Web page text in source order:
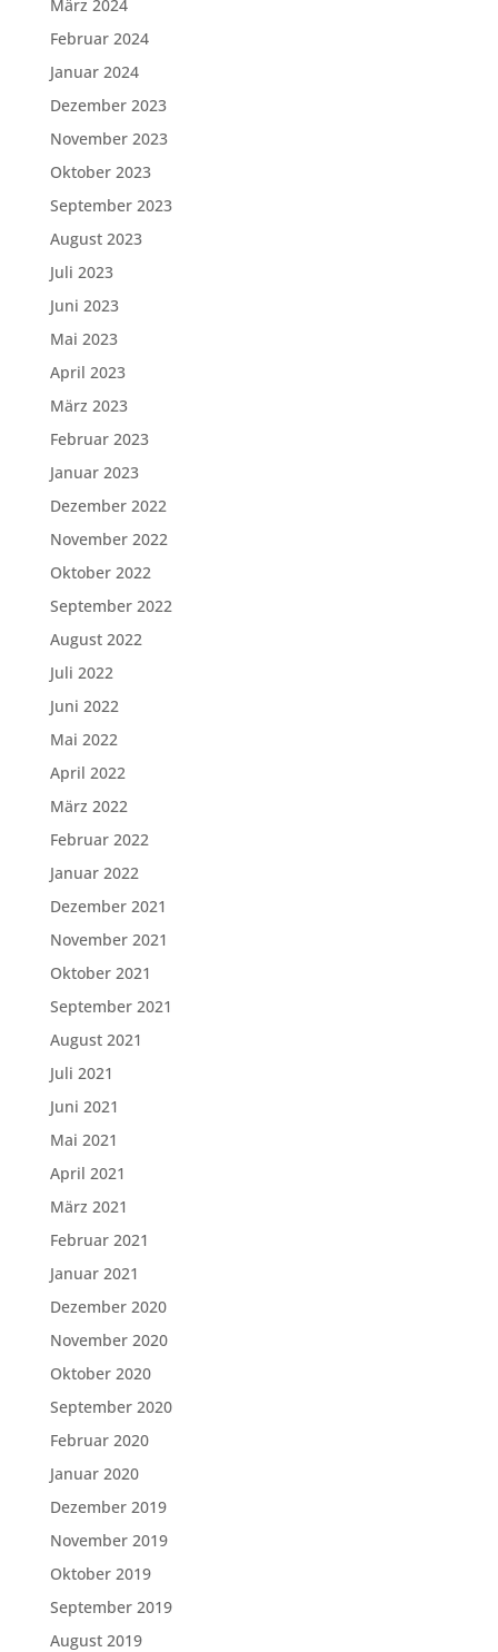
März 2024
Februar 2024
Januar 2024
Dezember 2023
November 2023
Oktober 2023
September 2023
August 2023
Juli 2023
Juni 2023
Mai 2023
April 2023
März 2023
Februar 2023
Januar 2023
Dezember 2022
November 2022
Oktober 2022
September 2022
August 2022
Juli 2022
Juni 2022
Mai 2022
April 2022
März 2022
Februar 2022
Januar 2022
Dezember 2021
November 2021
Oktober 2021
September 2021
August 2021
Juli 2021
Juni 2021
Mai 2021
April 2021
März 2021
Februar 2021
Januar 2021
Dezember 2020
November 2020
Oktober 2020
September 2020
Februar 2020
Januar 2020
Dezember 2019
November 2019
Oktober 2019
September 2019
August 2019